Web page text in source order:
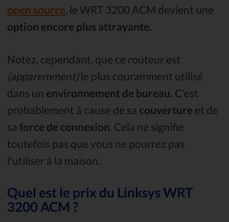
open source, le WRT 3200 ACM devient une
option encore plus attrayante.
Notez, cependant, que ce routeur est
(apparemment)le plus couramment utilisé
dans un environnement de bureau. C'est
probablement à cause de sa couverture et de
sa force de connexion. Cela ne signifie
toutefois pas que vous ne pourrez pas
l'utiliser à la maison.
Quel est le prix du Linksys WRT
3200 ACM ?